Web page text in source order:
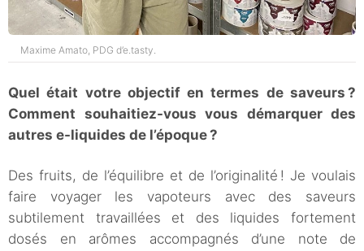
Maxime Amato, PDG d’e.tasty.
Quel était votre objectif en termes de saveurs ?
Comment souhaitiez-vous vous démarquer des
autres e-liquides de l’époque ?
Des fruits, de l’équilibre et de l’originalité ! Je voulais
faire voyager les vapoteurs avec des saveurs
subtilement travaillées et des liquides fortement
dosés en arômes accompagnés d’une note de